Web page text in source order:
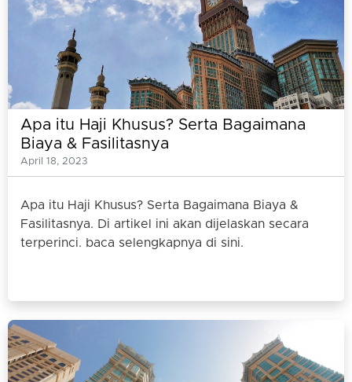
Apa itu Haji Khusus? Serta Bagaimana
Biaya & Fasilitasnya
April 18, 2023
Apa itu Haji Khusus? Serta Bagaimana Biaya &
Fasilitasnya. Di artikel ini akan dijelaskan secara
terperinci. baca selengkapnya di sini.